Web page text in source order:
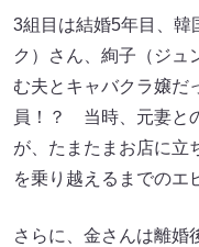
3組目は結婚5年目、韓
ク）さん、絢子（ジュ
む夫とキャバクラ嬢だ
員！？ 当時、元妻と
が、たまたまお店に立
を乗り越えるまでの
さらに、金さんは離婚